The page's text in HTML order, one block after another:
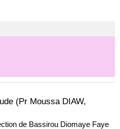
(Pr Moussa DIAW,
de Bassirou Diomaye Faye